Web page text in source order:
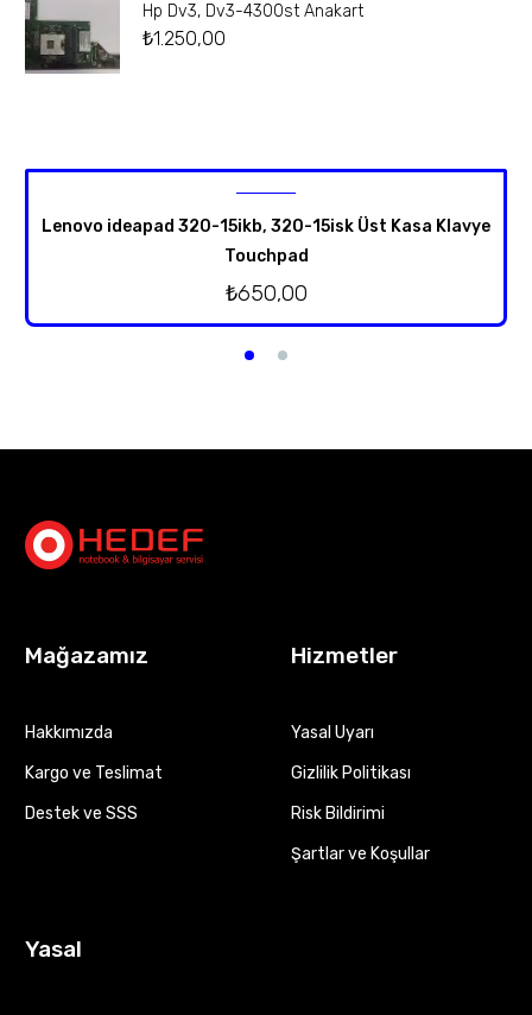
Hp Dv3, Dv3-4300st Anakart
₺1.250,00
Lenovo ideapad 320-15ikb, 320-15isk Üst Kasa Klavye
Touchpad
₺650,00
Mağazamız
Hakkımızda
Kargo ve Teslimat
Destek ve SSS
Hizmetler
Yasal Uyarı
Gizlilik Politikası
Risk Bildirimi
Şartlar ve Koşullar
Yasal